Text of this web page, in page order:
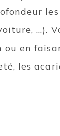
…).
en
les